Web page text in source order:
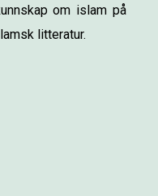
om islam på
litteratur.